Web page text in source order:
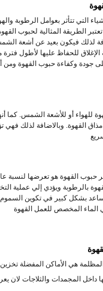
التي تتأثر بعوامل الرطوبة
الطريقة المثالية لحبوب
لذلك فيكون بعيد عن أشعة
للحفاظ عليها لأطول فترة
جودة وكفاءة حبوب القهوة ومن
للهواء أو للأشعة الشمس. كما
مذاق القهوة. وبالاضافة لذلك فهي
القهوة هو تعرضها لنسبة
بالرطوبة ويؤدي إلي عملية
بشكل كبير في تكوين السموم
الماء المخصص للعمل القهوة
هي الأماكن المفضلة
داخل المجمدات والثلاجات لان